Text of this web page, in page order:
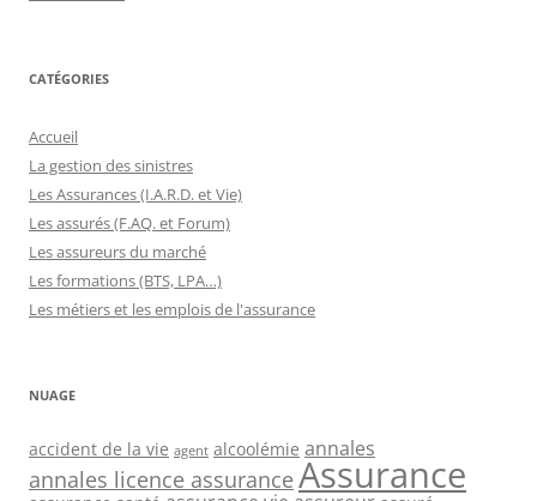
CATÉGORIES
Accueil
La gestion des sinistres
Les Assurances (I.A.R.D. et Vie)
Les assurés (F.AQ. et Forum)
Les assureurs du marché
Les formations (BTS, LPA…)
Les métiers et les emplois de l'assurance
NUAGE
accident de la vie agent alcoolémie annales
annales licence assurance Assurance